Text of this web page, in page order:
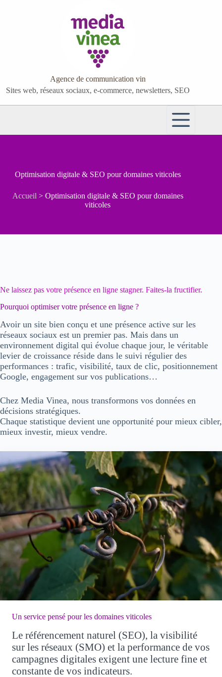
Agence de communication vin
Sites web, réseaux sociaux, e-commerce, newsletters, SEO
Optimisation digitale & SEO pour domaines viticoles
Accueil > Optimisation digitale & SEO pour domaines
viticoles
Ne laissez pas votre présence en ligne stagner. Faites-la fructifier.
Pourquoi optimiser votre présence en ligne ?
Avoir un site bien conçu et une présence active sur les
réseaux sociaux est un premier pas. Mais dans un
environnement digital qui évolue chaque jour, le véritable
levier de croissance réside dans le suivi régulier des
performances : trafic, visibilité, taux de clic, positionnement
Google, engagement sur vos publications…
Chez Media Vinea, nous transformons vos données en
décisions stratégiques.
Chaque statistique devient une opportunité pour mieux cibler,
mieux investir, mieux vendre.
Un service pensé pour les domaines viticoles
Le référencement naturel (SEO), la visibilité
sur les réseaux (SMO) et la performance de vos
campagnes digitales exigent une lecture fine et
constante de vos indicateurs.